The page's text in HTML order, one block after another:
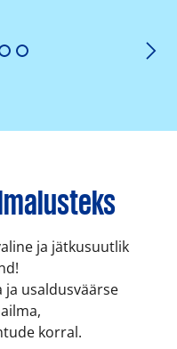
5 6
ja jätkusuutlik
usaldusväärse
korral.